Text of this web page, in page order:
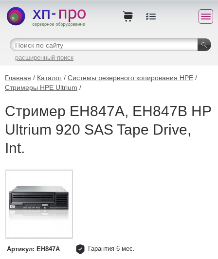
расширенный поиск
Главная / Каталог / Системы резервного копирования HPE /
Стримеры HPE Ultrium /
Стример EH847A, EH847B HP
Ultrium 920 SAS Tape Drive,
Int.
Артикул: EH847A Гарантия 6 мес.